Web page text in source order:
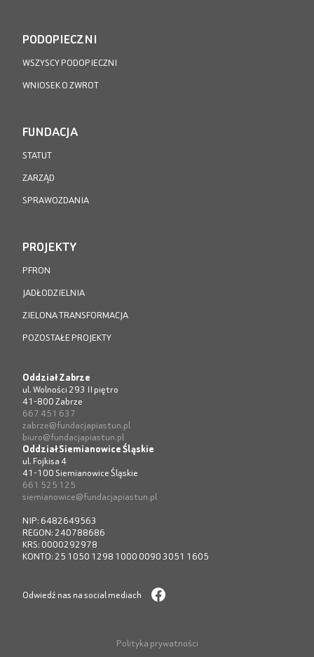
PODOPIECZNI
WSZYSCY PODOPIECZNI
WNIOSEK O ZWROT
FUNDACJA
STATUT
ZARZĄD
SPRAWOZDANIA
PROJEKTY
PFRON
JADŁODZIELNIA
ZIELONA TRANSFORMACJA
POZOSTAŁE PROJEKTY
Oddział Zabrze
ul. Wolności 293 II piętro
41-800 Zabrze
667 451 637
zabrze@fundacjapiastun.pl
biuro@fundacjapiastun.pl
Oddział Siemianowice Śląskie
ul. Fojkisa 4
41-100 Siemianowice Śląskie
661 525 125
siemianowice@fundacjapiastun.pl
NIP: 6482649563
REGON: 240788686
KRS: 0000292978
KONTO: 25 1050 1298 1000 0090 3051 1605
Odwiedź nas na social mediach
Polityka prywatności